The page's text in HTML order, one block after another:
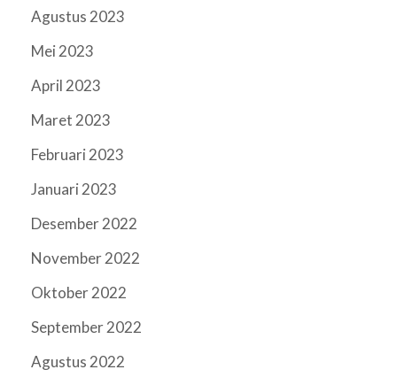
Agustus 2023
Mei 2023
April 2023
Maret 2023
Februari 2023
Januari 2023
Desember 2022
November 2022
Oktober 2022
September 2022
Agustus 2022